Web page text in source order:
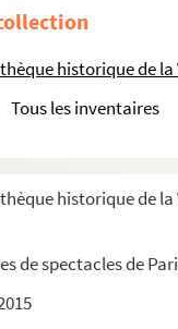
historique de la
Tous les inventaires
historique de la
de spectacles de